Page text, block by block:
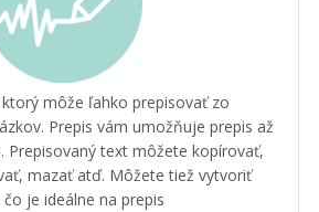
ktorý môže ľahko prepisovať zo
Prepis vám umožňuje prepis až
Prepisovaný text môžete kopírovať,
mazať atď. Môžete tiež vytvoriť
je ideálne na prepis